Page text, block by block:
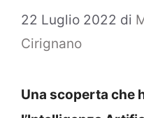
22 Luglio 2022 di
Cirignano
Una scoperta che